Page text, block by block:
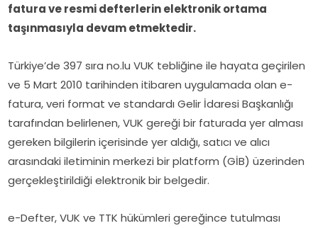
fatura ve resmi defterlerin elektronik ortama
taşınmasıyla devam etmektedir.
Türkiye’de 397 sıra no.lu VUK tebliğine ile hayata geçirilen
ve 5 Mart 2010 tarihinden itibaren uygulamada olan e-
fatura, veri format ve standardı Gelir İdaresi Başkanlığı
tarafından belirlenen, VUK gereği bir faturada yer alması
gereken bilgilerin içerisinde yer aldığı, satıcı ve alıcı
arasındaki iletiminin merkezi bir platform (GİB) üzerinden
gerçekleştirildiği elektronik bir belgedir.
e-Defter, VUK ve TTK hükümleri gereğince tutulması